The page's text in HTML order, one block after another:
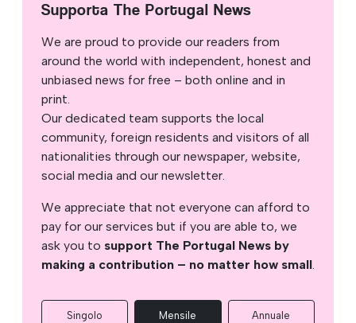
Supporta The Portugal News
We are proud to provide our readers from
around the world with independent, honest and
unbiased news for free – both online and in
print.
Our dedicated team supports the local
community, foreign residents and visitors of all
nationalities through our newspaper, website,
social media and our newsletter.
We appreciate that not everyone can afford to
pay for our services but if you are able to, we
ask you to support The Portugal News by
making a contribution – no matter how small.
Singolo Mensile Annuale